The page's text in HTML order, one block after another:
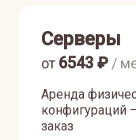
Серверы
Аренда
конфигураций
заказ
от 6543 ₽ /